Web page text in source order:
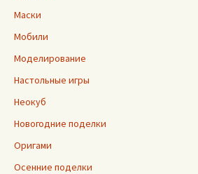
Маски
Мобили
Моделирование
Настольные игры
Неокуб
Новогодние поделки
Оригами
Осенние поделки